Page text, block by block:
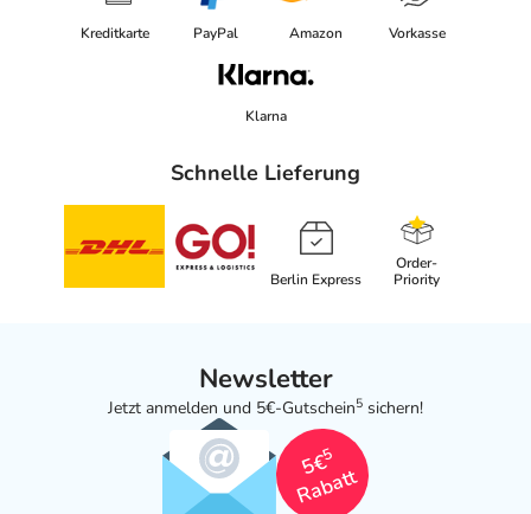
Kreditkarte PayPal Amazon Vorkasse
Klarna
Schnelle Lieferung
Berlin Express
Order-
Priority
Newsletter
Jetzt anmelden und 5€-Gutschein5 sichern!
5€
5
Rabatt